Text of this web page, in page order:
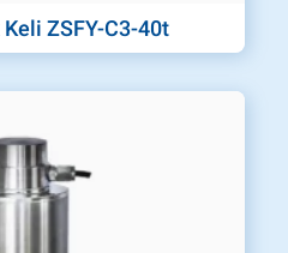
ZSFY-C3-40t